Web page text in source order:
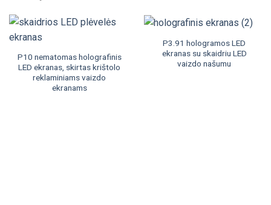
P10 nematomas holografinis
LED ekranas, skirtas krištolo
reklaminiams vaizdo
ekranams
P3.91 hologramos LED
ekranas su skaidriu LED
vaizdo našumu